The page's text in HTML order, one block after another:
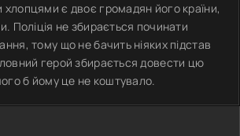
є двоє громадян його країни,
Поліція не збирається починати
тому що не бачить ніяких підстав
герой збирається довести цю
б йому це не коштувало.